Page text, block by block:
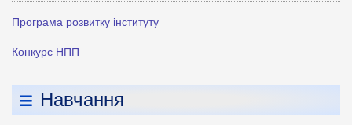
Програма розвитку інституту
Конкурс НПП
Навчання